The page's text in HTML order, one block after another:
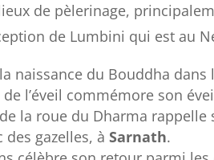
de pèlerinage,
de Lumbini qui est au
naissance du Bouddha dans
l’éveil commémore son
la roue du Dharma rappelle
des gazelles, àSarnath.